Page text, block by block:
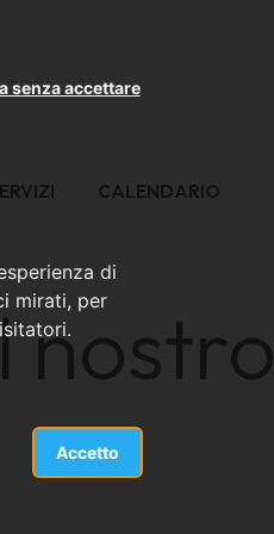
di
mirati, per
Accetto
senza accettare
CALENDARIO
nostro